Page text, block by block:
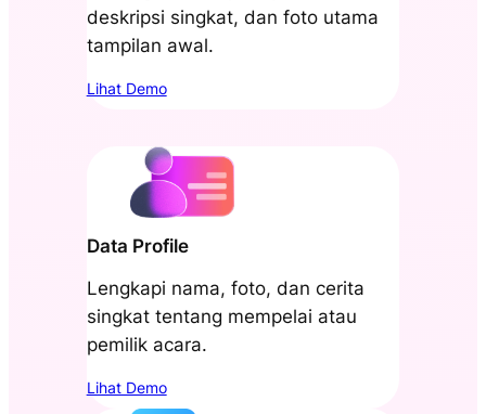
deskripsi singkat, dan foto utama
tampilan awal.
Lihat Demo
Data Profile
Lengkapi nama, foto, dan cerita
singkat tentang mempelai atau
pemilik acara.
Lihat Demo